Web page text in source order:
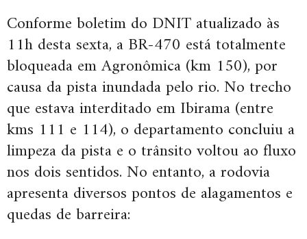
Conforme boletim do DNIT atualizado às
11h desta sexta, a BR-470 está totalmente
bloqueada em Agronômica (km 150), por
causa da pista inundada pelo rio. No trecho
que estava interditado em Ibirama (entre
kms 111 e 114), o departamento concluiu a
limpeza da pista e o trânsito voltou ao fluxo
nos dois sentidos. No entanto, a rodovia
apresenta diversos pontos de alagamentos e
quedas de barreira: